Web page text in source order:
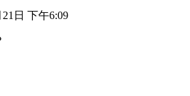
21日 下午6:09